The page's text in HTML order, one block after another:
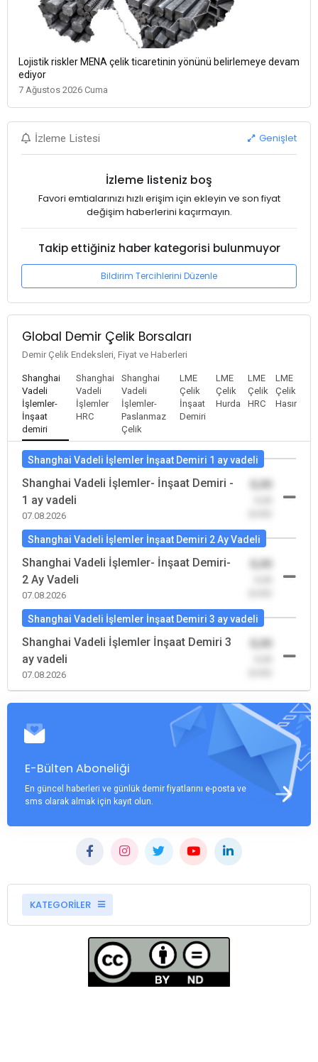
Lojistik riskler MENA çelik ticaretinin yönünü belirlemeye devam
ediyor
7 Ağustos 2026 Cuma
İzleme Listesi Genişlet
İzleme listeniz boş
Favori emtialarınızı hızlı erişim için ekleyin ve son fiyat
değişim haberlerini kaçırmayın.
Takip ettiğiniz haber kategorisi bulunmuyor
Bildirim Tercihlerini Düzenle
Global Demir Çelik Borsaları
Demir Çelik Endeksleri, Fiyat ve Haberleri
Shanghai
Vadeli
İşlemler-
İnşaat
demiri
Shanghai
Vadeli
İşlemler
HRC
Shanghai
Vadeli
İşlemler-
Paslanmaz
Çelik
LME
Çelik
İnşaat
Demiri
LME
Çelik
Hurda
LME
Çelik
HRC
LME
Çelik
Hasır
Shanghai Vadeli İşlemler İnşaat Demiri 1 ay vadeli
Shanghai Vadeli İşlemler- İnşaat Demiri -
1 ay vadeli
07.08.2026
0,00
Shanghai Vadeli İşlemler İnşaat Demiri 2 Ay Vadeli
Shanghai Vadeli İşlemler- İnşaat Demiri-
2 Ay Vadeli
07.08.2026
0,00
Shanghai Vadeli İşlemler İnşaat Demiri 3 ay vadeli
Shanghai Vadeli İşlemler İnşaat Demiri 3
ay vadeli
07.08.2026
0,00
E-Bülten Aboneliği
En güncel haberleri ve günlük demir fiyatlarını e-posta ve
sms olarak almak için kayıt olun.
KATEGORİLER